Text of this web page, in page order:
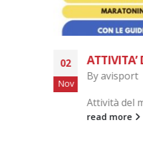
Nov
ATTIVITA’
Byavisport
Attività del
read more